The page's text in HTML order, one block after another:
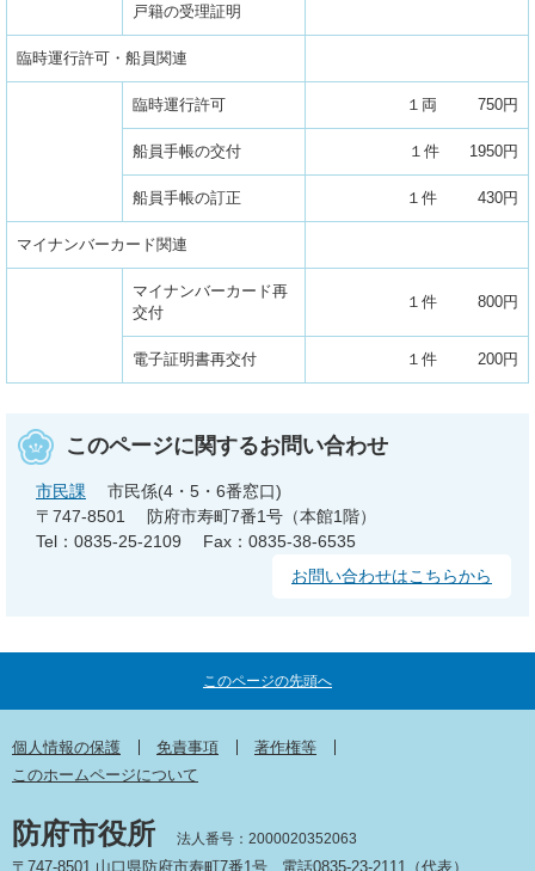
戸籍の受理証明
臨時運行許可・船員関連
臨時運行許可 １両 750円
船員手帳の交付 １件 1950円
船員手帳の訂正 １件 430円
マイナンバーカード関連
マイナンバーカード再
交付
１件 800円
電子証明書再交付 １件 200円
このページに関するお問い合わせ
市民課
市民係(4・5・6番窓口)
〒747-8501
防府市寿町7番1号（本館1階）
Tel：0835-25-2109
Fax：0835-38-6535
お問い合わせはこちらから
このページの先頭へ
個人情報の保護 免責事項
著作権等
このホームページについて
防府市役所 法人番号：2000020352063
〒747-8501 山口県防府市寿町7番1号 電話0835-23-2111（代表）